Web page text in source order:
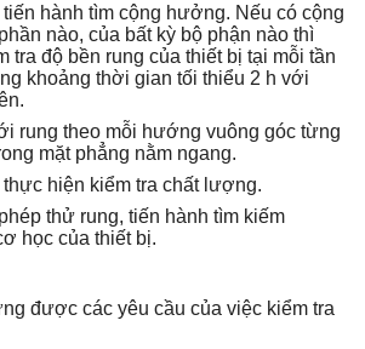
hành tìm cộng hưởng. Nếu có cộng
nào, của bất kỳ bộ phận nào thì
tra độ bền rung của thiết bị tại mỗi tần
khoảng thời gian tối thiểu 2 h với
rung theo mỗi hướng vuông góc từng
mặt phẳng nằm ngang.
hiện kiểm tra chất lượng.
thử rung, tiến hành tìm kiếm
học của thiết bị.
được các yêu cầu của việc kiểm tra